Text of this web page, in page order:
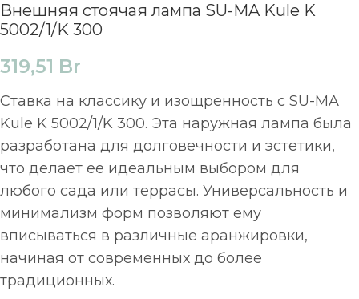
Внешняя стоячая лампа SU-MA Kule K
5002/1/K 300
319,51 Br
Ставка на классику и изощренность с SU-MA
Kule K 5002/1/K 300. Эта наружная лампа была
разработана для долговечности и эстетики,
что делает ее идеальным выбором для
любого сада или террасы. Универсальность и
минимализм форм позволяют ему
вписываться в различные аранжировки,
начиная от современных до более
традиционных.